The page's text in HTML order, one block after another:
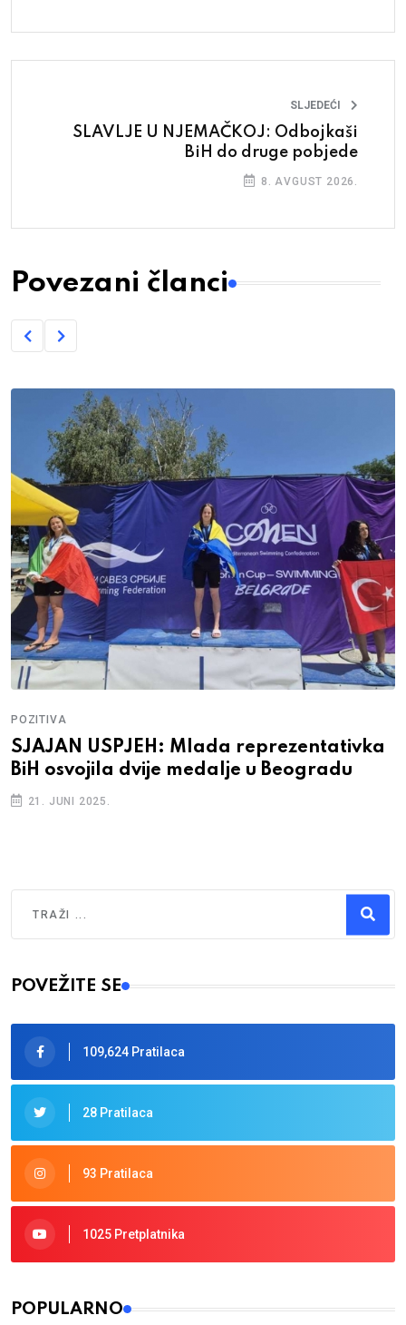
SLJEDEĆI
SLAVLJE U NJEMAČKOJ: Odbojkaši
BiH do druge pobjede
8. AVGUST 2026.
Povezani članci
POZITIVA
SJAJAN USPJEH: Mlada reprezentativka
BiH osvojila dvije medalje u Beogradu
21. JUNI 2025.
Type 2 or more characters for results.
POVEŽITE SE
109,624 Pratilaca
28 Pratilaca
93 Pratilaca
1025 Pretplatnika
POPULARNO